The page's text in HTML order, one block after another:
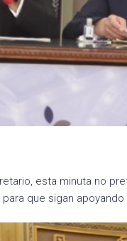
esta minuta no
para que sigan